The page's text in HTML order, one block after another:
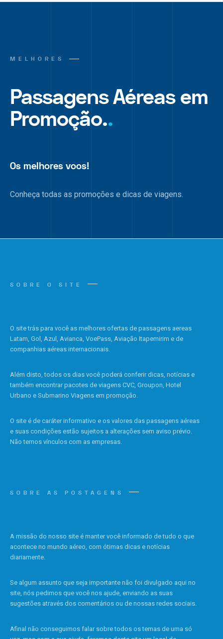
MELHORES
Passagens Aéreas em
Promoção..
Os melhores voos!
Conheça todas as promoções e dicas de viagens.
SOBRE O SITE
O site trás para você as melhores ofertas de passagens aereas
Latam, Gol, Azul, Avianca, VoePass, Aviação Itapemirim e de
companhias aéreas internacionais.
Além disto, todos os dias você poderá conferir dicas, notícias e
também encontrar pacotes de viagens CVC, Groupon, Hotel
Urbano e Submarino Viagens em promoção.
O site é de caráter informativo e os valores das passagens aéreas
e suas condições estão sujeitos a alterações sem aviso prévio.
Não temos vínculos com as empresas.
SOBRE AS POSTAGENS
A missão do nosso site é manter você informado de tudo o que
acontece no mundo aéreo, com ótimas dicas e notícias
diariamente.
Se algum assunto que seja importante não foi divulgado aqui no
site, nós pedimos que você nos ajude, enviando as suas
sugestões através dos comentários ou de nossas redes sociais.
Afinal não conseguimos falar sobre todos os temas de uma só